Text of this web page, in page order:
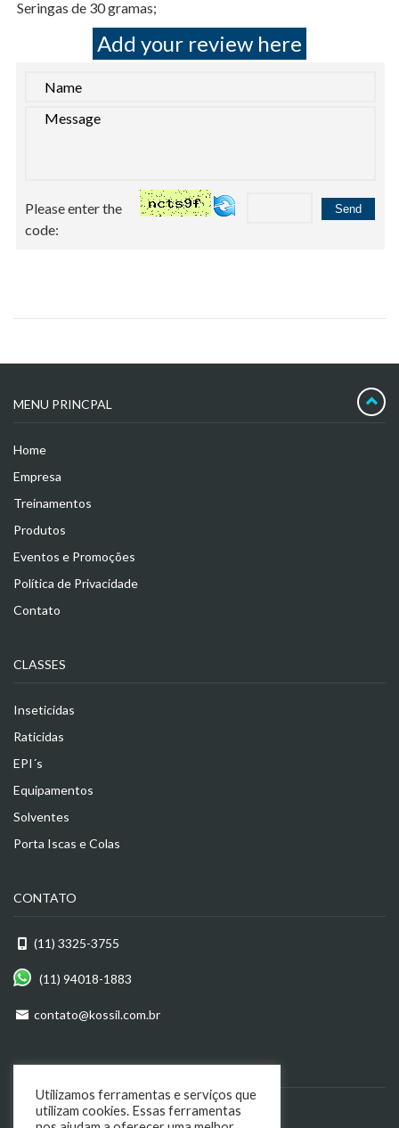
Seringas de 30 gramas;
Add your review here
Please enter the
code:
MENU PRINCPAL
Home
Empresa
Treinamentos
Produtos
Eventos e Promoções
Política de Privacidade
Contato
CLASSES
Inseticidas
Raticidas
EPI´s
Equipamentos
Solventes
Porta Iscas e Colas
CONTATO
(11) 3325-3755
(11) 94018-1883
contato@kossil.com.br
ENDEREÇO
R. Dom Antônio de Melo, 82
Utilizamos ferramentas e serviços que
utilizam cookies. Essas ferramentas